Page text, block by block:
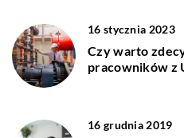
16 stycznia 2023
Czy warto
pracowników z
16 grudnia 2019